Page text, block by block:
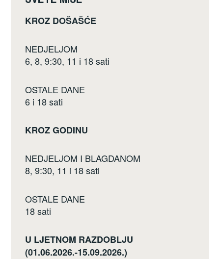
k
KROZ DOŠAŠĆE
NEDJELJOM
6, 8, 9:30, 11 i 18 sati
OSTALE DANE
6 i 18 sati
KROZ GODINU
NEDJELJOM I BLAGDANOM
8, 9:30, 11 i 18 sati
OSTALE DANE
18 sati
U LJETNOM RAZDOBLJU
(01.06.2026.-15.09.2026.)